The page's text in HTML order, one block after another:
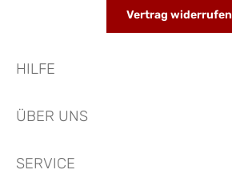
Vertrag widerrufen
HILFE
ÜBER UNS
SERVICE